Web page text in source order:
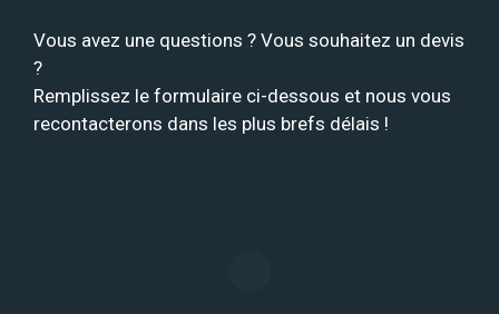
Vous avez une questions ? Vous souhaitez un devis
?
Remplissez le formulaire ci-dessous et nous vous
recontacterons dans les plus brefs délais !